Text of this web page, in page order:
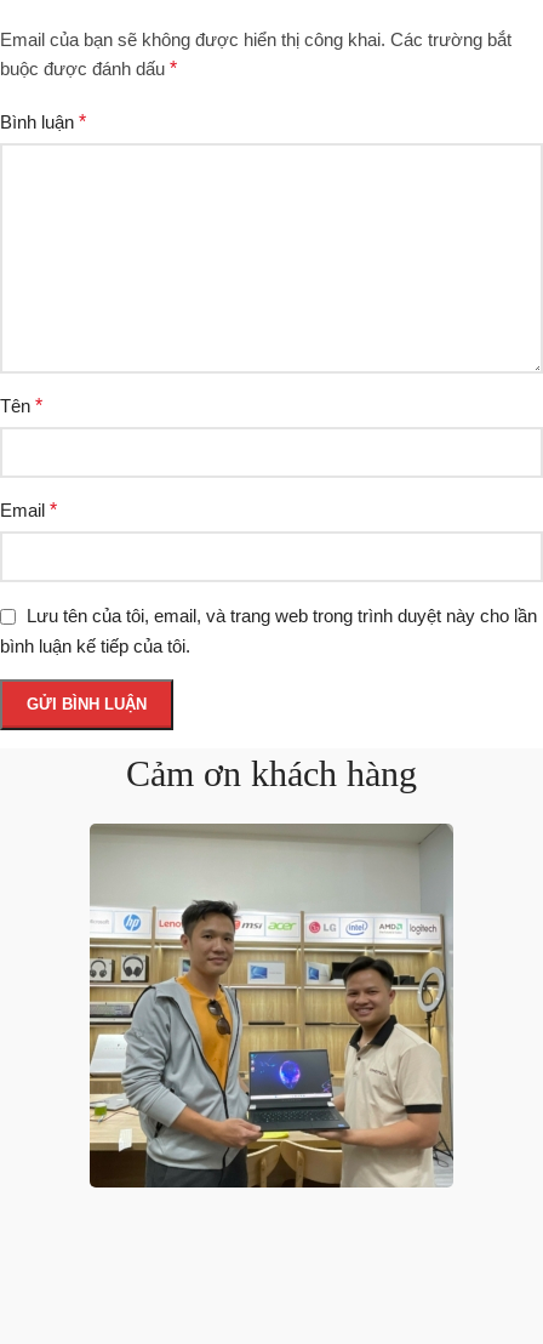
Email của bạn sẽ không được hiển thị công khai. Các trường bắt
buộc được đánh dấu *
Bình luận *
Tên *
Email *
Lưu tên của tôi, email, và trang web trong trình duyệt này cho lần
bình luận kế tiếp của tôi.
Cảm ơn khách hàng